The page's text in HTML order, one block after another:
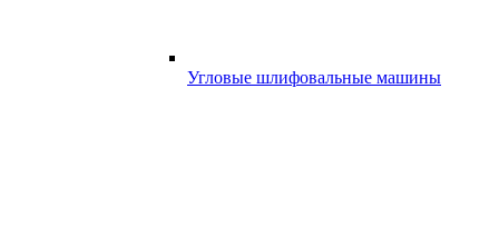
Угловые шлифовальные машины